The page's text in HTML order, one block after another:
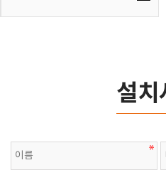
설치